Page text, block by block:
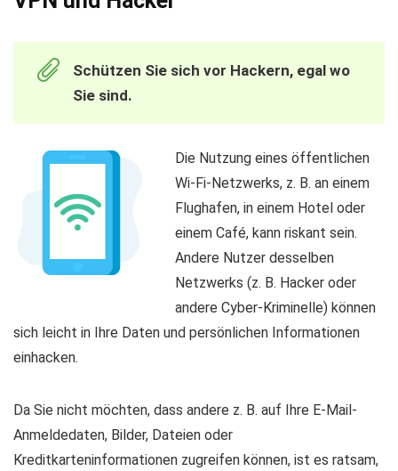
Schützen Sie sich vor Hackern, egal wo
Sie sind.
Die Nutzung eines öffentlichen
Wi-Fi-Netzwerks, z. B. an einem
Flughafen, in einem Hotel oder
einem Café, kann riskant sein.
Andere Nutzer desselben
Netzwerks (z. B. Hacker oder
andere Cyber-Kriminelle) können
sich leicht in Ihre Daten und persönlichen Informationen
einhacken.
Da Sie nicht möchten, dass andere z. B. auf Ihre E-Mail-
Anmeldedaten, Bilder, Dateien oder
Kreditkarteninformationen zugreifen können, ist es ratsam,